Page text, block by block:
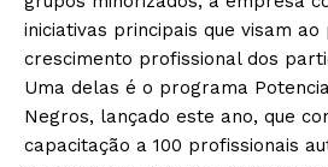
iniciativas principais que visam
crescimento profissional dos
Uma delas é o programa
Negros, lançado este ano, que
capacitação a 100 profissionais